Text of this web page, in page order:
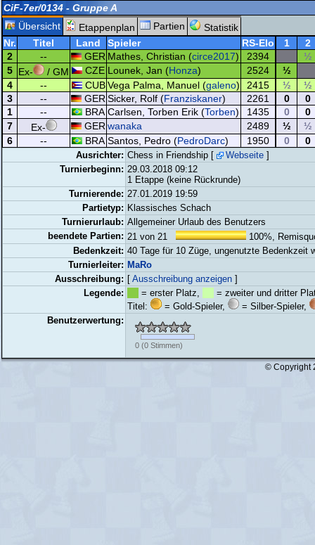
CiF-7er/0134 - Gruppe A
Übersicht
Etappenplan Partien
Statistik
Nr.
Titel Land Spieler RS-Elo 1
2
2
-- GER Mathes, Christian (circe2017) 2394
½
5 Ex- / GM CZE Lounek, Jan (Honza) 2524
½
4
-- CUB Vega Palma, Manuel (galeno) 2415 ½
½
3
-- GER Sicker, Rolf (Franziskaner) 2261 0
0
1
-- BRA Carlsen, Torben Erik (Torben) 1435 0
0
7
Ex- GER wanaka 2489 ½
½
6
-- BRA Santos, Pedro (PedroDarc) 1950 0 0
Ausrichter: Chess in Friendship [ Webseite ]
Turnierbeginn: 29.03.2018 09:12
1 Etappe (keine Rückrunde)
Turnierende: 27.01.2019 19:59
Partietyp: Klassisches Schach
Turnierurlaub: Allgemeiner Urlaub des Benutzers
beendete Partien: 21 von 21
100%,
Bedenkzeit: 40 Tage für 10 Züge, ungenutzte Bedenkzeit
Turnierleiter: MaRo
Ausschreibung: [ Ausschreibung anzeigen ]
Legende:
= erster Platz,
= zweiter und dritter
Titel:
= Gold-Spieler,
= Silber-Spieler,
Benutzerwertung:
0 (0 Stimmen)
© Copyright